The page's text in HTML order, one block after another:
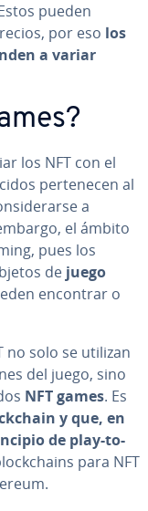
pueden
por eso los
a variar
los NFT con el
pe­r­te­ne­cen al
a
el ámbito
pues los
de juego
encontrar o
no solo se utilizan
del juego, sino
NFT games. Es
y que, en
de play-to-
para NFT